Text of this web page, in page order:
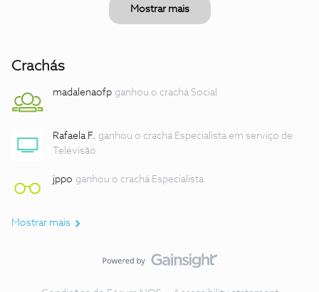
Mostrar mais
Crachás
madalenaofp ganhou o crachá Social
Rafaela F. ganhou o crachá Especialista em serviço de
Televisão
jppo ganhou o crachá Especialista
Mostrar mais